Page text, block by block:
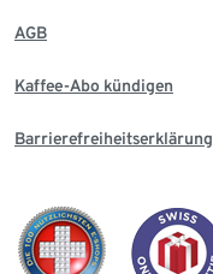
AGB
Kaffee-Abo kündigen
Barrierefreiheitserklärung